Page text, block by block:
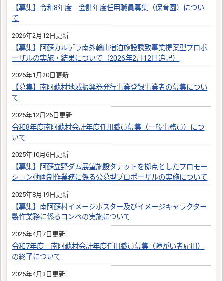
【募集】令和8年度 会計年度任用職員募集（保育園）につい
て
2026年2月12日更新
【募集】阿蘇カルデラ南外輪山宿泊施設誘致事業提案型プロポ
ーザルの実施・結果について（2026年2月12日追記）
2026年1月20日更新
【募集】南阿蘇村地域振興券発行事業登録事業者の募集につい
て
2025年12月26日更新
令和8年度南阿蘇村会計年度任用職員募集（一般事務員）につ
いて
2025年10月6日更新
【募集】阿蘇立野ダム展望施設タテットを拠点としたプロモー
ション動画制作業務に係る公募型プロポーザルの実施について
2025年8月19日更新
【募集】南阿蘇村イメージポスター及びイメージキャラクター
製作業務に係るコンペの実施について
2025年4月7日更新
令和7年度 南阿蘇村会計年度任用職員募集（障がい者雇用）
の終了について
2025年4月3日更新